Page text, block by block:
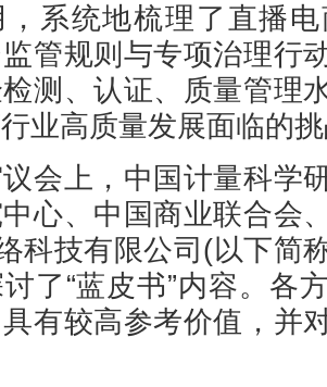
系统地梳理了直播
管规则与专项治理行
测、认证、质量管理
业高质量发展面临的
上，中国计量科学
心、中国商业联合会
科技有限公司(以下简
了“蓝皮书”内容。各
有较高参考价值，并